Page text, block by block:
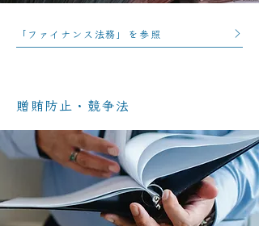
「ファイナンス法務」を参照
贈賄防止・競争法